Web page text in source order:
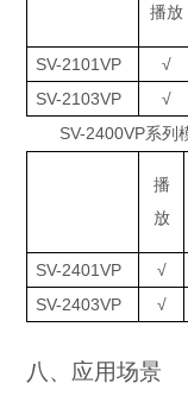
播放
SV-2101VP
√
SV-2103VP
√
SV-2400VP系列
播
放
SV-2401VP
√
SV-2403VP
√
八 、 应用场景